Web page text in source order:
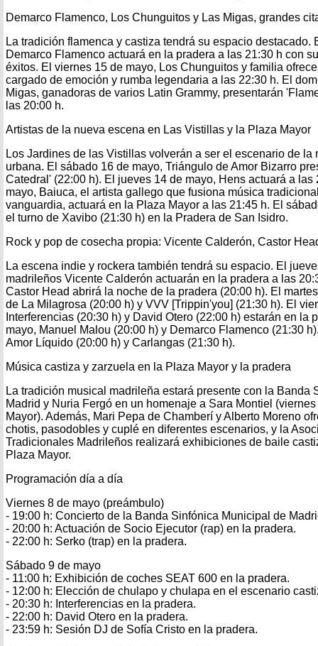
Demarco Flamenco, Los Chunguitos y Las Migas, grandes
La tradición flamenca y castiza tendrá su espacio destacado.
Demarco Flamenco actuará en la pradera a las 21:30 h con
éxitos. El viernes 15 de mayo, Los Chunguitos y familia
cargado de emoción y rumba legendaria a las 22:30 h. El
Migas, ganadoras de varios Latin Grammy, presentarán
las 20:00 h.
Artistas de la nueva escena en Las Vistillas y la Plaza Mayor
Los Jardines de las Vistillas volverán a ser el escenario de la
urbana. El sábado 16 de mayo, Triángulo de Amor Bizarro
Catedral' (22:00 h). El jueves 14 de mayo, Hens actuará a
mayo, Baiuca, el artista gallego que fusiona música
vanguardia, actuará en la Plaza Mayor a las 21:45 h. El
el turno de Xavibo (21:30 h) en la Pradera de San Isidro.
Rock y pop de cosecha propia: Vicente Calderón, Castor
La escena indie y rockera también tendrá su espacio. El
madrileños Vicente Calderón actuarán en la pradera a las
Castor Head abrirá la noche de la pradera (20:00 h). El
de La Milagrosa (20:00 h) y VVV [Trippin'you] (21:30 h). El
Interferencias (20:30 h) y David Otero (22:00 h) estarán en la
mayo, Manuel Malou (20:00 h) y Demarco Flamenco (21:30
Amor Líquido (20:00 h) y Carlangas (21:30 h).
Música castiza y zarzuela en la Plaza Mayor y la pradera
La tradición musical madrileña estará presente con la Banda
Madrid y Nuria Fergó en un homenaje a Sara Montiel
Mayor). Además, Mari Pepa de Chamberí y Alberto Moreno
chotis, pasodobles y cuplé en diferentes escenarios, y la
Tradicionales Madrileños realizará exhibiciones de baile
Plaza Mayor.
Programación día a día
Viernes 8 de mayo (preámbulo)
- 19:00 h: Concierto de la Banda Sinfónica Municipal de
- 20:00 h: Actuación de Socio Ejecutor (rap) en la pradera.
- 22:00 h: Serko (trap) en la pradera.
Sábado 9 de mayo
- 11:00 h: Exhibición de coches SEAT 600 en la pradera.
- 12:00 h: Elección de chulapo y chulapa en el escenario
- 20:30 h: Interferencias en la pradera.
- 22:00 h: David Otero en la pradera.
- 23:59 h: Sesión DJ de Sofía Cristo en la pradera.